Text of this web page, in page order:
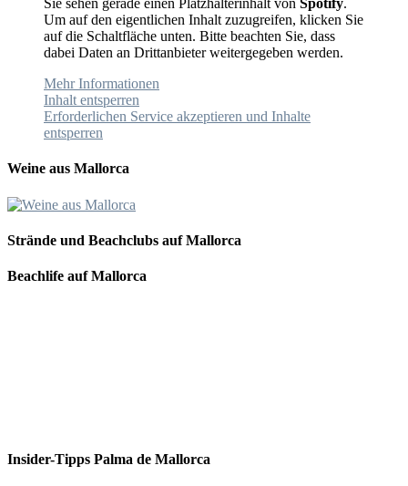
Sie sehen gerade einen Platzhalterinhalt von Spotify.
Um auf den eigentlichen Inhalt zuzugreifen, klicken Sie
auf die Schaltfläche unten. Bitte beachten Sie, dass
dabei Daten an Drittanbieter weitergegeben werden.
Mehr Informationen
Inhalt entsperren
Erforderlichen Service akzeptieren und Inhalte
entsperren
Weine aus Mallorca
Strände und Beachclubs auf Mallorca
Beachlife auf Mallorca
Insider-Tipps Palma de Mallorca